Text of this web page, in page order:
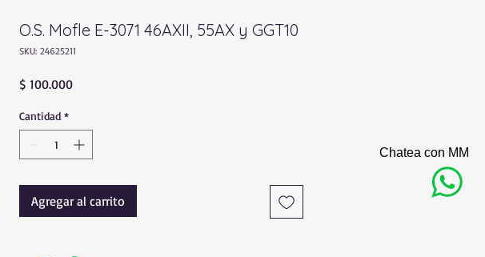
Chatea con MM
O.S. Mofle E-3071 46AXII, 55AX y GGT10
SKU: 24625211
$ 100.000Precio
Cantidad *
Agregar al carrito